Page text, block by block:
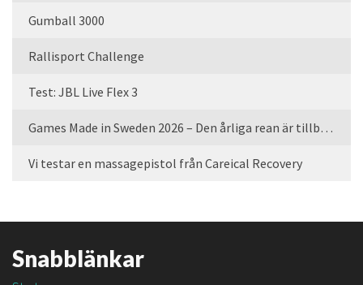
Gumball 3000
Rallisport Challenge
Test: JBL Live Flex 3
Games Made in Sweden 2026 – Den årliga rean är tillbaka
Vi testar en massagepistol från Careical Recovery
Snabblänkar